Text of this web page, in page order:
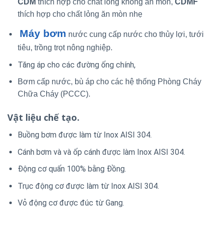
CDM thích hợp cho chất lỏng không ăn mòn, CDMF
thích hợp cho chất lỏng ăn mòn nhẹ
Máy bơm nước cung cấp nước cho thủy lợi, tưới
tiêu, trồng trọt nông nghiệp.
Tăng áp cho các đường ống chính,
Bơm cấp nước, bù áp cho các hệ thống Phòng Cháy
Chữa Cháy (PCCC).
Vật liệu chế tạo.
Buồng bơm được làm từ Inox AISI 304.
Cánh bơm và và ốp cánh được làm Inox AISI 304.
Động cơ quấn 100% bằng Đồng.
Trục động cơ được làm từ Inox AISI 304.
Vỏ động cơ được đúc từ Gang.